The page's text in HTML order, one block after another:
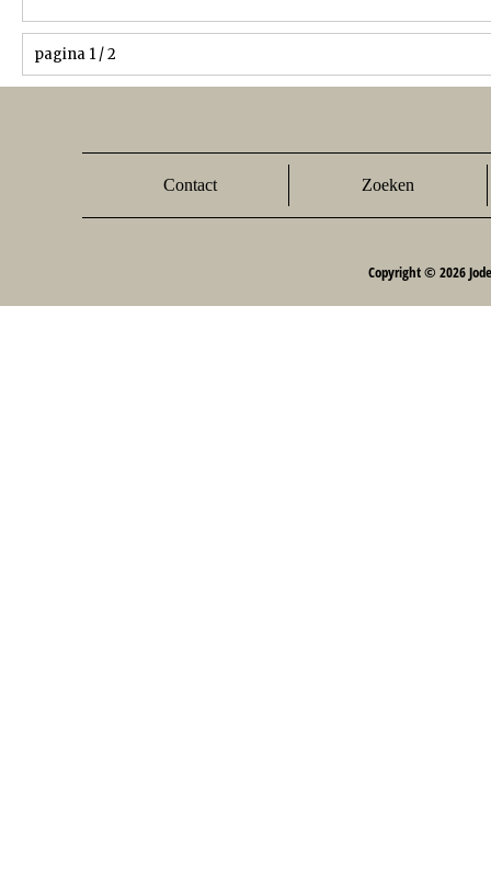
pagina 1 / 2
Contact Zoeken
Copyright © 2026